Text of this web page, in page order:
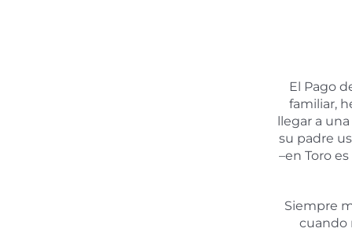
El Pago
familiar,
llegar a
su padre
–en Toro
Siempre
cuando